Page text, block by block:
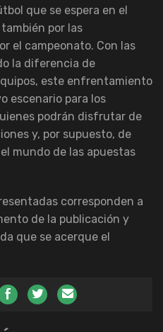
que se espera en el
por las
el campeonato. Con las
la diferencia de
este enfrentamiento
escenario para los
podrán disfrutar de
y, por supuesto, de
mundo de las apuestas
corresponden a
de la publicación y
que se acerque el